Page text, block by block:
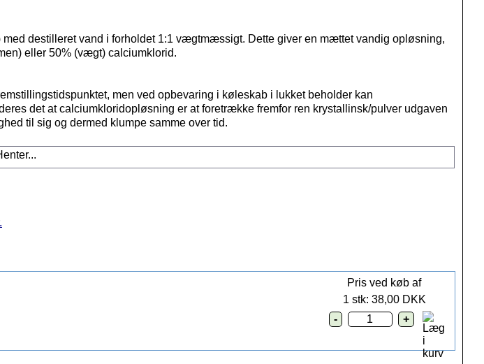
destilleret vand i forholdet 1:1 vægtmæssigt. Dette giver en mættet vandig opløsning,
eller 50% (vægt) calciumklorid.
men ved opbevaring i køleskab i lukket beholder kan
det at calciumkloridopløsning er at foretrække fremfor ren krystallinsk/pulver udgaven
til sig og dermed klumpe samme over tid.
Pris ved køb af
1 stk: 38,00 DKK